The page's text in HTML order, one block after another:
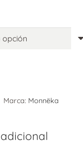
Marca: Monnëka